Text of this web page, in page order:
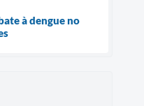
à dengue no